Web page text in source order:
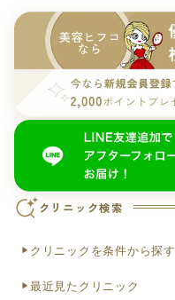
クリニック検索
クリニックを条件から探す
最近見たクリニック